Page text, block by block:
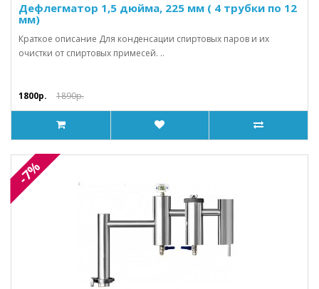
Дефлегматор 1,5 дюйма, 225 мм ( 4 трубки по 12
мм)
Краткое описание Для конденсации спиртовых паров и их
очистки от спиртовых примесей. ..
1800р. 1890р.
-7%